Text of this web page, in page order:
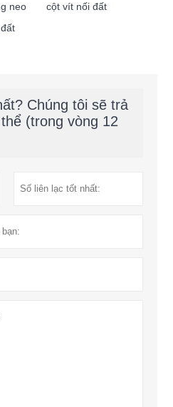
neo
cột vít nối đất
Chúng tôi sẽ trả
(trong vòng 12